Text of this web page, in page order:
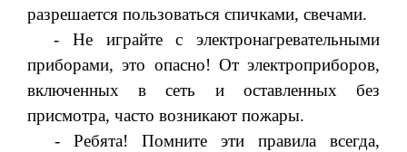
разрешается пользоваться спичками, свечами.
- Не играйте с электронагревательными
приборами, это опасно! От электроприборов,
включенных в сеть и оставленных без
присмотра, часто возникают пожары.
- Ребята! Помните эти правила всегда,